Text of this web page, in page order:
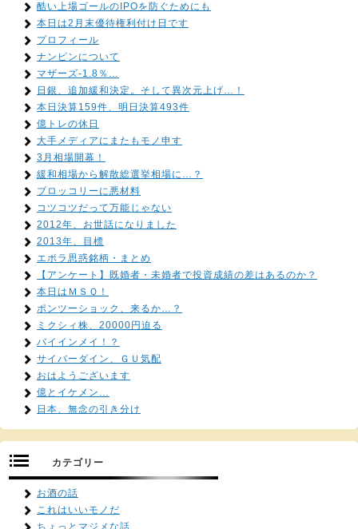
酷い上場ゴールのIPOを防ぐためにも
本日は2月末優待権利付け日です
プロフィール
ナンピンについて
マザーズ-1.8％…
日銀、追加緩和決定。そして異次元上げ…！
本日決算159件、明日決算493件
億トレの休日
大手メディアにまたもモノ申す
3月相場開幕！
緩和相場から解散総選挙相場に…？
ブロッコリーに悪材料
コツコツだって万能じゃない
2012年、お世話になりました
2013年、目標
エボラ思惑銘柄・まとめ
【アンケート】既婚者・未婚者で投資成績の差はあるのか？
本日はＭＳＱ！
ポンツーショック、来るか…？
ミクシィ株、20000円迫る
バイインメイ！？
サイバーダイン、ＧＵ気配
おはようございます
億とイケメン…
日本、無念の引き分け
カテゴリー
お酒の話
これはいいモノだ
ちょっとマジメな話